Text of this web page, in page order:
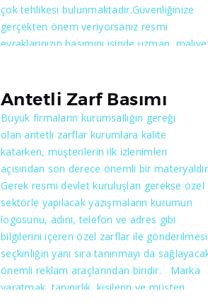
çok tehlikesi bulunmaktadır.Güvenliğinize
gerçekten önem veriyorsanız resmi
evraklarınızın basımını işinde uzman maliye
ve resmi evrakların basımına izin vermesi
için öncelikle müraacatta bulunan
matbaa’nın makina teşkilatının yeterli
bulunması, özgeçmişinde sabıka
bulunmaması gibi özellikler istemekle
beraber matbaalar’dan belli bir miktarda
teminat mektubu, ya da nakit para blokesi
alır.Kriterlere uyması halinde her ilin
matbaacılar odası tarafından verilen
yeterlilik belgesi ile birlikte maliye anlaşmalı
matbaaya evrak basımına izin verir. Adisyon
baskısı 2 gruba ayrılır Maliye logolu ve
Antetli Zarf Basımı
Büyük firmaların kurumsallığın gereği
olan antetli zarflar kurumlara kalite
katarken, müşterilerin ilk izlenimleri
açısından son derece önemli bir
Gerek resmi devlet kuruluşları gerekse özel
sektörle yapılacak yazışmaların kurumun
logosunu, adını, telefon ve adres gibi
bilgilerini içeren özel zarflar ile gönderilmesi
seçkinliğin yanı sıra tanınmayı da
önemli reklam araçlarından biridir. Marka
yaratmak, tanınırlık, kişilerin ve müşteri